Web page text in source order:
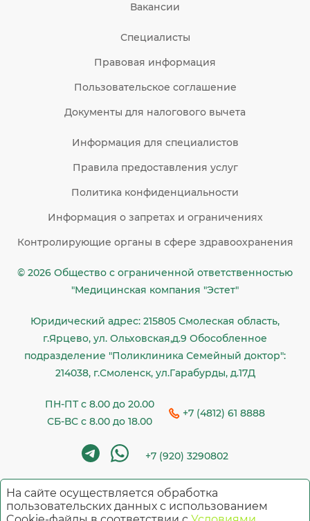
Вакансии
Специалисты
Правовая информация
Пользовательское соглашение
Документы для налогового вычета
Информация для специалистов
Правила предоставления услуг
Политика конфиденциальности
Информация о запретах и ограничениях
Контролирующие органы в сфере здравоохранения
© 2026 Общество c ограниченной ответственностью
"Медицинская компания "Эстет"
Юридический адрес: 215805 Смолеская область,
г.Ярцево, ул. Ольховская,д.9 Обособленное
подразделение "Поликлиника Семейный доктор":
214038, г.Смоленск, ул.Гарабурды, д.17Д
ПН-ПТ с 8.00 до 20.00
СБ-ВС с 8.00 до 18.00
+7 (4812) 61 8888
+7 (920) 3290802
Имеются противопоказания. Необходима
На сайте осуществляется обработка
пользовательских данных с использованием